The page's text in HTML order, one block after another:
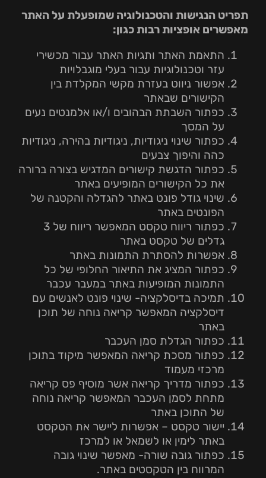
תפריט הנגישות והטכנולוגיה שמופעלת על האתר
מאפשרים אופציות רבות כגון:
התאמת האתר ותגיות האתר עבור מכשירי
עזר וטכנולוגיות עבור בעלי מוגבלויות
אפשור ניווט בעזרת מקשי המקלדת בין
הקישורים שבאתר
כפתור השבתת הבהובים ו/או אלמנטים נעים
על המסך
כפתור שינוי ניגודיות, ניגודיות בהירה, ניגודיות
כהה והיפוך צבעים
כפתור הדגשת קישורים המדגיש בצורה ברורה
את כל הקישורים המופיעים באתר
שינוי גודל פונט באתר להגדלה והקטנה של
הפונטים באתר
כפתור ריווח טקסט המאפשר ריווח של 3
גדלים של טקסט באתר
אפשרות להסתרת התמונות באתר
כפתור המציג את התיאור החלופי של כל
התמונות המופיעות באתר במעבר עכבר
תמיכה בדיסלקציה- שינוי פונט לאנשים עם
דיסלקציה המאפשר קריאה נוחה של תוכן
באתר
כפתור הגדלת סמן העכבר
כפתור מסכת קריאה המאפשר מיקוד בתוכן
מרכזי מעמוד
כפתור מדריך קריאה אשר מוסיף פס קריאה
מתחת לסמן העכבר המאפשר קריאה נוחה
של התוכן באתר
יישור טקסט – אפשרות ליישר את הטקסט
באתר לימין או לשמאל או למרכז
כפתור גובה שורה- מאפשר שינוי גובה
המרווח בין הטקסטים באתר.